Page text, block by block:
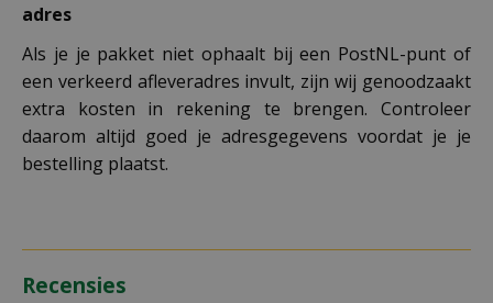
adres
Als je je pakket niet ophaalt bij een PostNL-punt of
een verkeerd afleveradres invult, zijn wij genoodzaakt
extra kosten in rekening te brengen. Controleer
daarom altijd goed je adresgegevens voordat je je
bestelling plaatst.
Recensies